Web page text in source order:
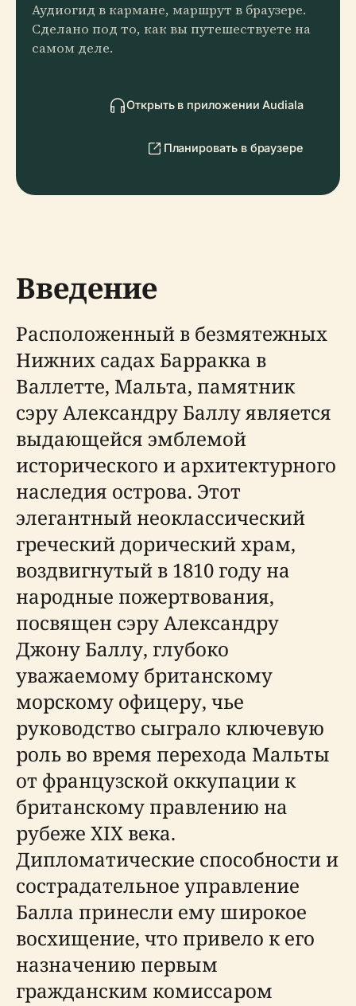
Аудиогид в кармане, маршрут в браузере.
Сделано под то, как вы путешествуете на
самом деле.
Открыть в приложении Audiala
Планировать в браузере
Введение
Расположенный в безмятежных
Нижних садах Барракка в
Валлетте, Мальта, памятник
сэру Александру Баллу является
выдающейся эмблемой
исторического и архитектурного
наследия острова. Этот
элегантный неоклассический
греческий дорический храм,
воздвигнутый в 1810 году на
народные пожертвования,
посвящен сэру Александру
Джону Баллу, глубоко
уважаемому британскому
морскому офицеру, чье
руководство сыграло ключевую
роль во время перехода Мальты
от французской оккупации к
британскому правлению на
рубеже XIX века.
Дипломатические способности и
сострадательное управление
Балла принесли ему широкое
восхищение, что привело к его
назначению первым
гражданским комиссаром